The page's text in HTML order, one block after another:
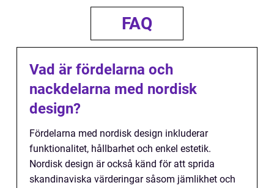
FAQ
Vad är fördelarna och
nackdelarna med nordisk
design?
Fördelarna med nordisk design inkluderar
funktionalitet, hållbarhet och enkel estetik.
Nordisk design är också känd för att sprida
skandinaviska värderingar såsom jämlikhet och